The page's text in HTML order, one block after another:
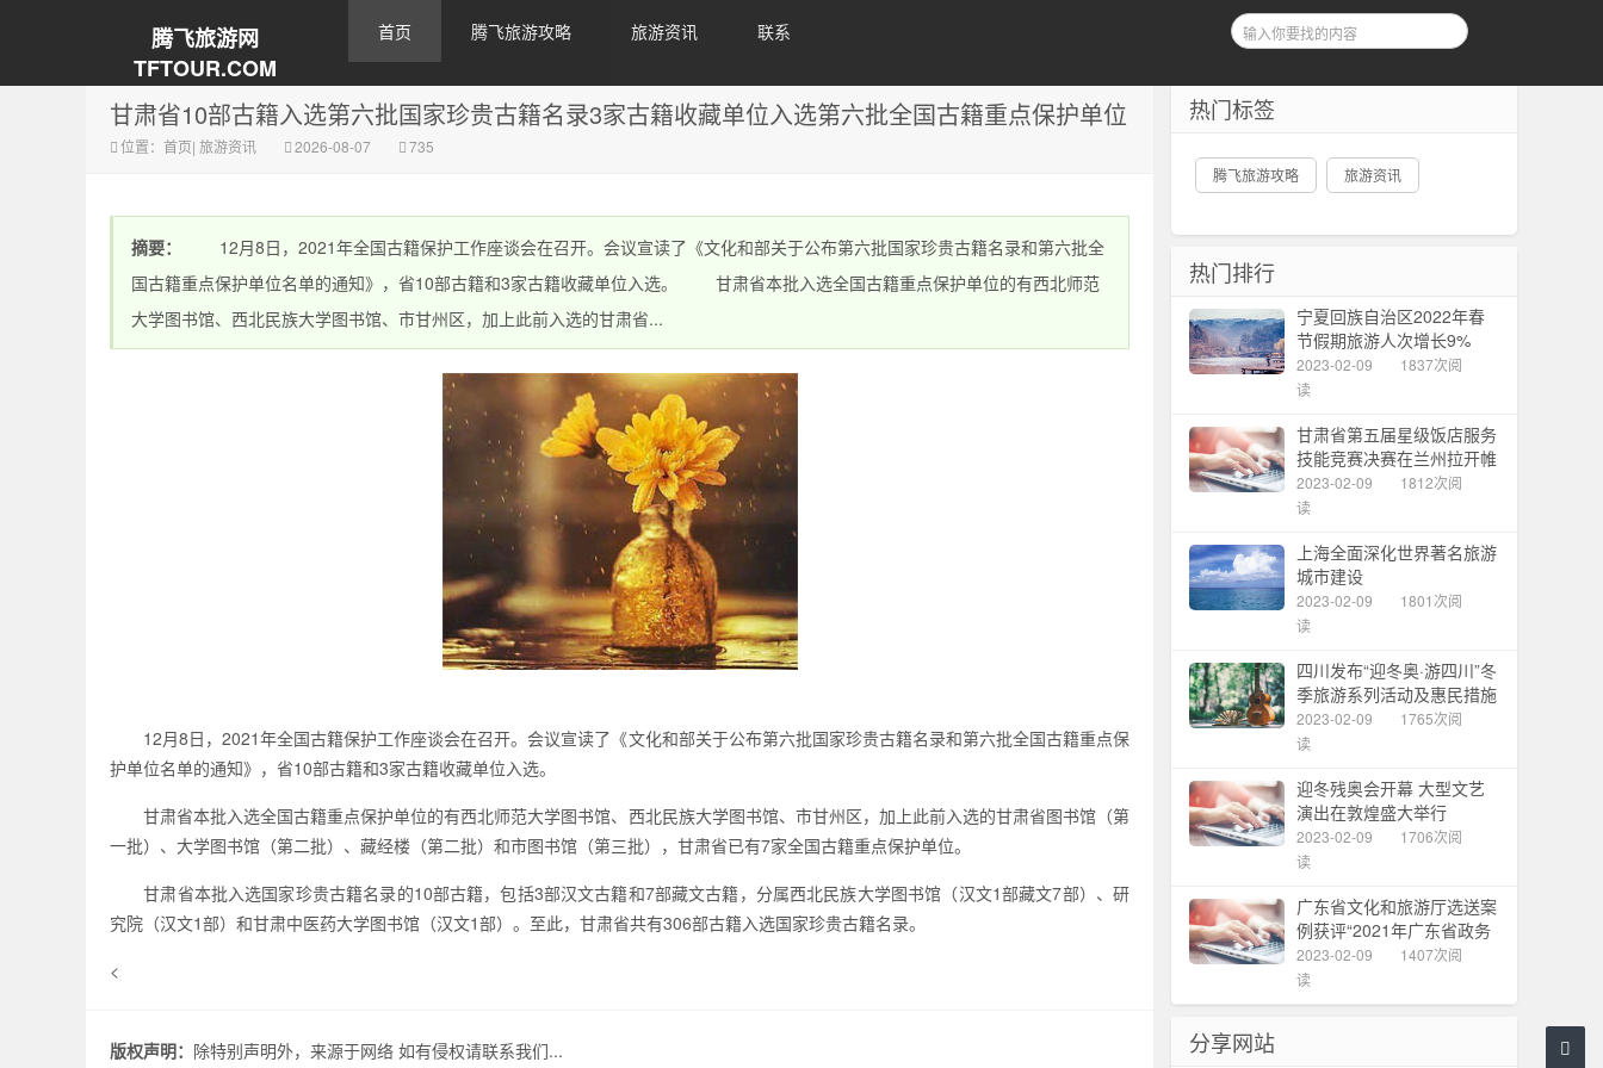
腾飞旅游网
TFTOUR.COM
首页 腾飞旅游攻略 旅游资讯 联系
甘肃省10部古籍入选第六批国家珍贵古籍名录3家古籍收藏单位入选第六批全国古籍重点保护单位
位置： 首页| 旅游资讯 2026-08-07 735
摘要：
12月8日，2021年全国古籍保护工作座谈会在召开。会议宣读了《文化和部关于公布第六批国家珍贵古籍名录和第六批全
国古籍重点保护单位名单的通知》，省10部古籍和3家古籍收藏单位入选。 甘肃省本批入选全国古籍重点保护单位的有西北师范
大学图书馆、西北民族大学图书馆、市甘州区，加上此前入选的甘肃省...
12月8日，2021年全国古籍保护工作座谈会在召开。会议宣读了《文化和部关于公布第六批国家珍贵古籍名录和第六批全国古籍重点保
护单位名单的通知》，省10部古籍和3家古籍收藏单位入选。
甘肃省本批入选全国古籍重点保护单位的有西北师范大学图书馆、西北民族大学图书馆、市甘州区，加上此前入选的甘肃省图书馆（第
一批）、大学图书馆（第二批）、藏经楼（第二批）和市图书馆（第三批），甘肃省已有7家全国古籍重点保护单位。
甘肃省本批入选国家珍贵古籍名录的10部古籍，包括3部汉文古籍和7部藏文古籍，分属西北民族大学图书馆（汉文1部藏文7部）、研
究院（汉文1部）和甘肃中医药大学图书馆（汉文1部）。至此，甘肃省共有306部古籍入选国家珍贵古籍名录。
<
版权声明： 除特别声明外，来源于网络 如有侵权请联系我们...
热门标签
腾飞旅游攻略 旅游资讯
热门排行
宁夏回族自治区2022年春
节假期旅游人次增长9%
2023-02-09
1837次阅
读
甘肃省第五届星级饭店服务
技能竞赛决赛在兰州拉开帷
幕
2023-02-09
1812次阅
读
上海全面深化世界著名旅游
城市建设
2023-02-09
1801次阅
读
四川发布“迎冬奥·游四川”冬
季旅游系列活动及惠民措施
2023-02-09
1765次阅
读
迎冬残奥会开幕 大型文艺
演出在敦煌盛大举行
2023-02-09
1706次阅
读
广东省文化和旅游厅选送案
例获评“2021年广东省政务
服务创新案例”
2023-02-09
1407次阅
读
分享网站